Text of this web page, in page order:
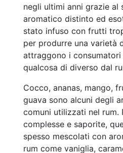
negli ultimi anni grazie al
aromatico distinto ed
stato infuso con frutti
per produrre una varietà
attraggono i consumatori
qualcosa di diverso dal
Cocco, ananas, mango,
guava sono alcuni degli
comuni utilizzati nel rum.
complesse e saporite,
spesso mescolati con
rum come vaniglia,